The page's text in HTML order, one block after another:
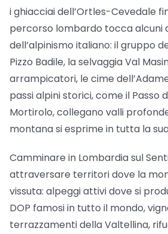
i ghiacciai dell’Ortles-Cevedale
percorso lombardo tocca alcuni
dell’alpinismo italiano: il gruppo
Pizzo Badile, la selvaggia Val
arrampicatori, le cime
passi alpini storici, come il Passo
Mortirolo, collegano valli
montana si esprime in tutta la
Camminare in Lombardia sul
attraversare territori dove la
vissuta: alpeggi attivi dove si
DOP famosi in tutto il mondo,
terrazzamenti della Valtellina,